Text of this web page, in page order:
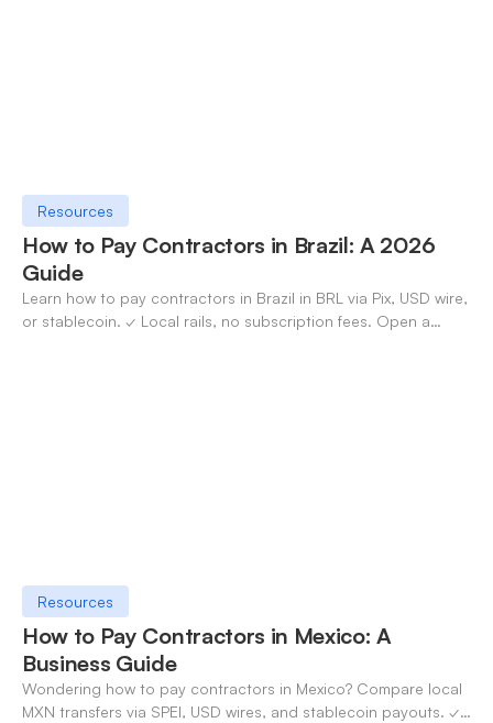
Resources
How to Pay Contractors in Brazil: A 2026
Guide
Learn how to pay contractors in Brazil in BRL via Pix, USD wire,
or stablecoin. ✓ Local rails, no subscription fees. Open a
Resources
How to Pay Contractors in Mexico: A
Business Guide
Wondering how to pay contractors in Mexico? Compare local
MXN transfers via SPEI, USD wires, and stablecoin payouts. ✓